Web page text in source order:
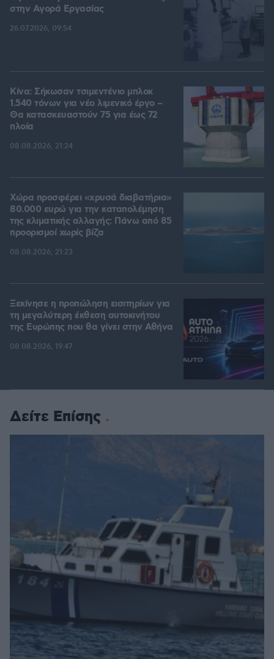
στην Aγορά Eργασίας
26.07.2026, 09:54
Κίνα: Σήκωσαν τσιμεντένιο μπλοκ
1.540 τόνων για νέο λιμενικό έργο –
Θα κατασκευαστούν 75 για έως 72
πλοία
08.08.2026, 21:24
Χώρα προσφέρει «χρυσά διαβατήρια»
80.000 ευρώ για την καταπολέμηση
της κλιματικής αλλαγής: Πάνω από 85
προορισμοί χωρίς βίζα
08.08.2026, 21:23
Ξεκίνησε η προπώληση εισιτηρίων για
τη μεγαλύτερη έκθεση αυτοκινήτου
της Ευρώπης που θα γίνει στην Αθήνα
08.08.2026, 19:47
Δείτε Επίσης